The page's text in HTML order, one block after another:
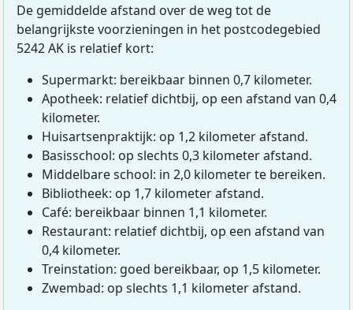
De gemiddelde afstand over de weg tot de
belangrijkste voorzieningen in het postcodegebied
5242 AK is relatief kort:
Supermarkt: bereikbaar binnen 0,7 kilometer.
Apotheek: relatief dichtbij, op een afstand van 0,4
kilometer.
Huisartsenpraktijk: op 1,2 kilometer afstand.
Basisschool: op slechts 0,3 kilometer afstand.
Middelbare school: in 2,0 kilometer te bereiken.
Bibliotheek: op 1,7 kilometer afstand.
Café: bereikbaar binnen 1,1 kilometer.
Restaurant: relatief dichtbij, op een afstand van
0,4 kilometer.
Treinstation: goed bereikbaar, op 1,5 kilometer.
Zwembad: op slechts 1,1 kilometer afstand.